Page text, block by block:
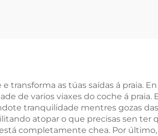
transforma as túas saídas á praia.
de varios viaxes do coche á
tranquilidade mentres gozas
atopar o que precisas sen ter
completamente chea. Por